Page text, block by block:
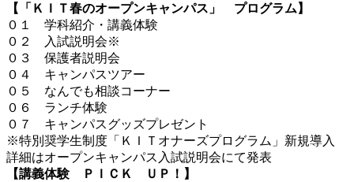
【「ＫＩＴ春のオープンキャンパス」 プログラム】
０１ 学科紹介・講義体験
０２ 入試説明会※
０３ 保護者説明会
０４ キャンパスツアー
０５ なんでも相談コーナー
０６ ランチ体験
０７ キャンパスグッズプレゼント
※特別奨学生制度「ＫＩＴオナーズプログラム」新規導入
詳細はオープンキャンパス入試説明会にて発表
【講義体験 ＰＩＣＫ ＵＰ！】